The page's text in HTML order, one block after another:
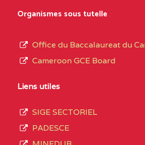
CENTRE
COLLEGE
SAINT
CENTRE
du
de
septembre
Organismes sous tutelle
Office du Baccalaureat du
Cameroon GCE Board
Liens utiles
SIGE SECTORIEL
PADESCE